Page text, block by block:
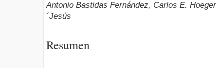
Antonio Bastidas Fernández, Carlos E.
´Jesús
Resumen